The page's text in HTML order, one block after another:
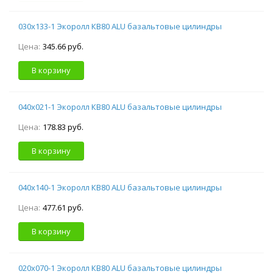
030х133-1 Экоролл КВ80 ALU базальтовые цилиндры
Цена: 345.66 руб.
В корзину
040х021-1 Экоролл КВ80 ALU базальтовые цилиндры
Цена: 178.83 руб.
В корзину
040х140-1 Экоролл КВ80 ALU базальтовые цилиндры
Цена: 477.61 руб.
В корзину
020х070-1 Экоролл КВ80 ALU базальтовые цилиндры